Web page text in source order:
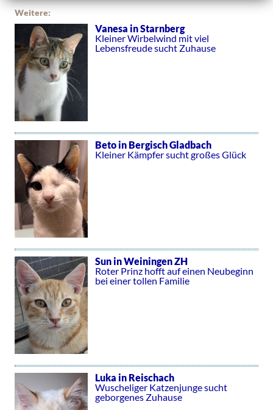
Weitere:
Vanesa in Starnberg
Kleiner Wirbelwind mit viel
Lebensfreude sucht Zuhause
Beto in Bergisch Gladbach
Kleiner Kämpfer sucht großes Glück
Sun in Weiningen ZH
Roter Prinz hofft auf einen Neubeginn
bei einer tollen Familie
Luka in Reischach
Wuscheliger Katzenjunge sucht
geborgenes Zuhause